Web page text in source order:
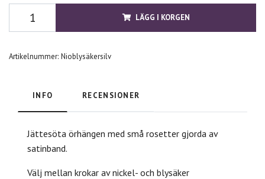
LÄGG I KORGEN
Artikelnummer: Nioblysäkersilv
INFO RECENSIONER
Jättesöta örhängen med små rosetter gjorda av
satinband.
Välj mellan krokar av nickel- och blysäker